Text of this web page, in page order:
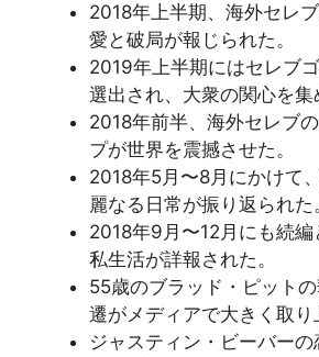
2018年上半期、海外セレ
愛と破局が報じられた。
2019年上半期にはセレブ
選出され、大衆の関心を集
2018年前半、海外セレブ
プが世界を震撼させた。
2018年5月〜8月にかけて
麗なる日常が振り返られた
2018年9月〜12月にも続
私生活が詳報された。
55歳のブラッド・ピット
遷がメディアで大きく取り
ジャスティン・ビーバー